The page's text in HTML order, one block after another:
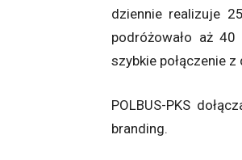
dziennie realizuje
podróżowało aż
szybkie połączenie
POLBUS-PKS
branding.